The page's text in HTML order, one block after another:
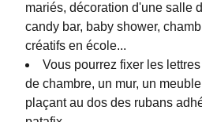
mariés, décoration d'une salle
candy bar, baby shower,
créatifs en école...
Vous pourrez fixer les
de chambre, un mur, un
plaçant au dos des rubans